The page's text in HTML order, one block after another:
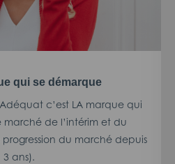
qui se démarque
c’est LA marque qui
marché de l’intérim et du
du marché depuis
3 ans).